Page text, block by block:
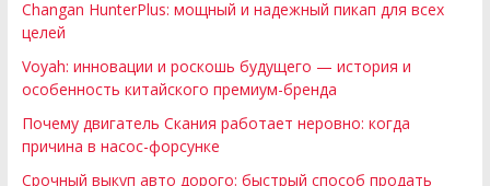
Changan HunterPlus: мощный и надежный пикап для всех
целей
Voyah: инновации и роскошь будущего — история и
особенность китайского премиум-бренда
Почему двигатель Скания работает неровно: когда
причина в насос-форсунке
Срочный выкуп авто дорого: быстрый способ продать